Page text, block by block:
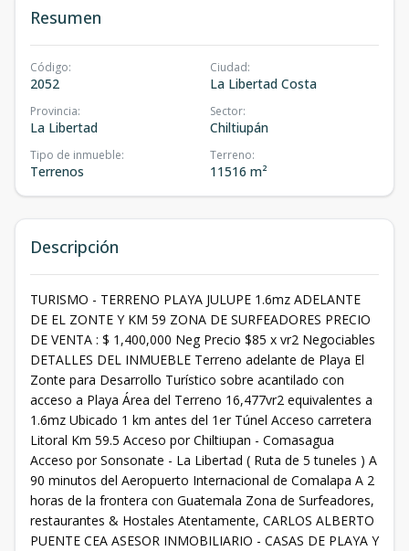
Resumen
Código:
2052
Ciudad:
La Libertad Costa
Provincia:
La Libertad
Sector:
Chiltiupán
Tipo de inmueble:
Terrenos
Terreno:
11516 m²
Descripción
TURISMO - TERRENO PLAYA JULUPE 1.6mz ADELANTE
DE EL ZONTE Y KM 59 ZONA DE SURFEADORES PRECIO
DE VENTA : $ 1,400,000 Neg Precio $85 x vr2 Negociables
DETALLES DEL INMUEBLE Terreno adelante de Playa El
Zonte para Desarrollo Turístico sobre acantilado con
acceso a Playa Área del Terreno 16,477vr2 equivalentes a
1.6mz Ubicado 1 km antes del 1er Túnel Acceso carretera
Litoral Km 59.5 Acceso por Chiltiupan - Comasagua
Acceso por Sonsonate - La Libertad ( Ruta de 5 tuneles ) A
90 minutos del Aeropuerto Internacional de Comalapa A 2
horas de la frontera con Guatemala Zona de Surfeadores,
restaurantes & Hostales Atentamente, CARLOS ALBERTO
PUENTE CEA ASESOR INMOBILIARIO - CASAS DE PLAYA Y